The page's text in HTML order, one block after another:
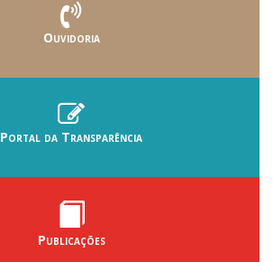
Ouvidoria
Portal da Transparência
Publicações